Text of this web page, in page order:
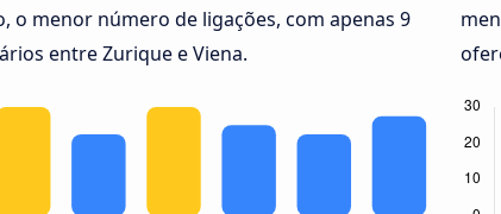
o menor número de ligações, com apenas 9
entre Zurique e Viena.